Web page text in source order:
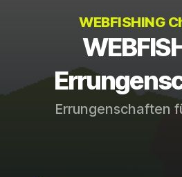
WEBFISHING
Errungenschaften